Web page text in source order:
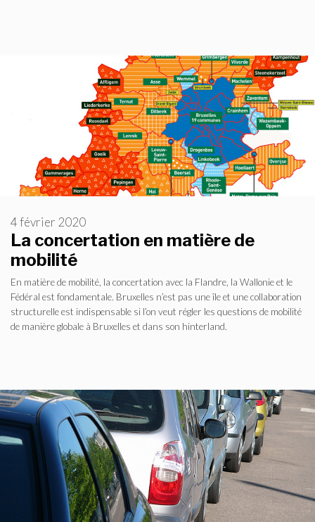
La concertation en matière de
mobilité
4 février 2020
En matière de mobilité, la concertation avec la Flandre, la Wallonie et le
Fédéral est fondamentale. Bruxelles n’est pas une île et une collaboration
structurelle est indispensable si l’on veut régler les questions de mobilité
de manière globale à Bruxelles et dans son hinterland.